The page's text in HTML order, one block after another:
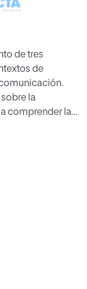
de tres
de
la
comprender la
una
Con esto se
dimensión